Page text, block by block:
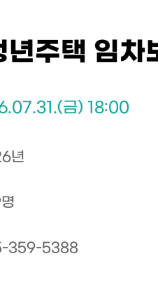
주택 임차
금) 18:00
년
359-5388